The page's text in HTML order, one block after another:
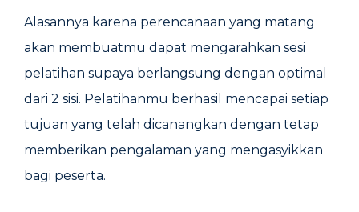
Alasannya karena perencanaan yang matang
akan membuatmu dapat mengarahkan sesi
pelatihan supaya berlangsung dengan optimal
dari 2 sisi. Pelatihanmu berhasil mencapai setiap
tujuan yang telah dicanangkan dengan tetap
memberikan pengalaman yang mengasyikkan
bagi peserta.